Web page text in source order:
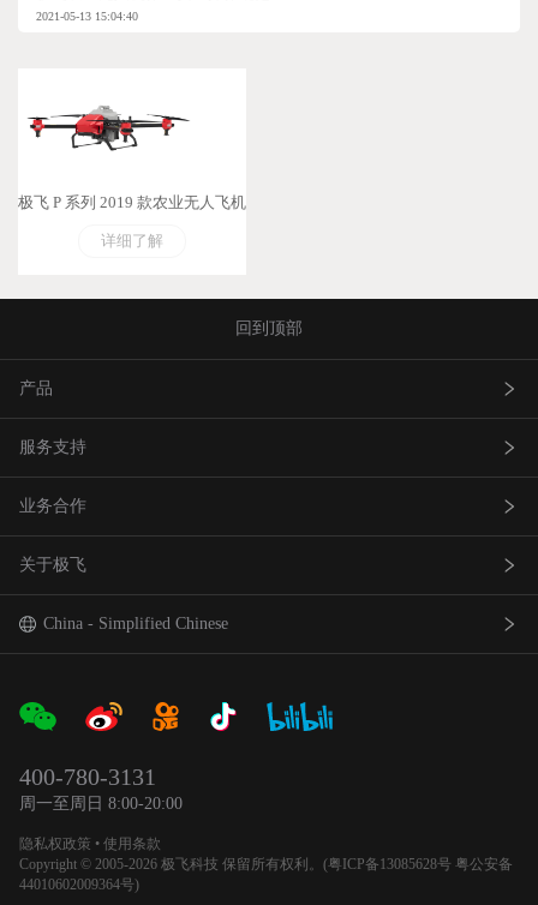
2021-05-13 15:04:40
极飞 P 系列 2019 款农业无人飞机
详细了解
回到顶部
产品
农业无人飞机
农业无人车
农机自驾仪
巡田无人飞机
农业机器人
服务支持
极飞服务
极飞学园
证书查询
业务合作
查找网点(资质验证）
成为渠道合作伙伴
关于极飞
我是极⻜
官方活动
加入我们
China - Simplified Chinese
日本 - 日本語
400-780-3131
周一至周日 8:00-20:00
隐私权政策 • 使用条款
Copyright © 2005-2026 极飞科技 保留所有权利。(粤ICP备13085628号 粤公安备
44010602009364号)